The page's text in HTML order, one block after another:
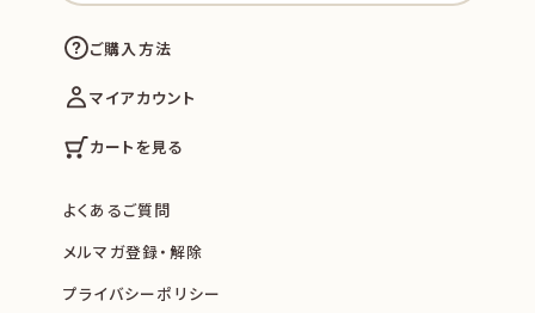
ご購入方法
マイアカウント
カートを見る
よくあるご質問
メルマガ登録・解除
プライバシーポリシー